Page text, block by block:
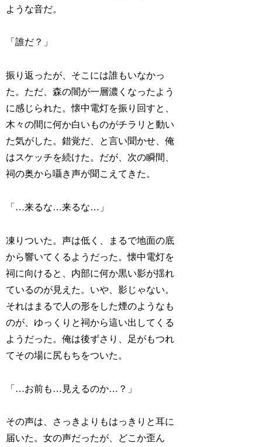
ような音だ。
「誰だ？」
振り返ったが、そこには誰もいなかっ
た。ただ、森の闇が一層濃くなったよう
に感じられた。懐中電灯を振り回すと、
木々の間に何か白いものがチラリと動い
た気がした。錯覚だ、と言い聞かせ、俺
はスケッチを続けた。だが、次の瞬間、
祠の奥から囁き声が聞こえてきた。
「…来るな…来るな…」
凍りついた。声は低く、まるで地面の底
から響いてくるようだった。懐中電灯を
祠に向けると、内部に何か黒い影が揺れ
ているのが見えた。いや、影じゃない。
それはまるで人の形をした煙のようなも
のが、ゆっくりと祠から這い出してくる
ようだった。俺は後ずさり、足がもつれ
てその場に尻もちをついた。
「…お前も…見えるのか…？」
その声は、さっきよりもはっきりと耳に
届いた。女の声だったが、どこか歪ん